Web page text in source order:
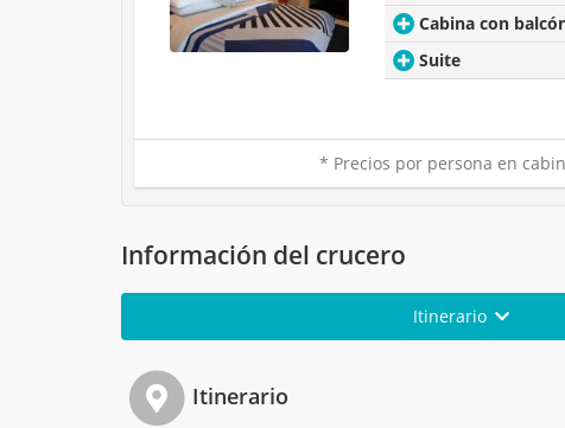
Cabina con
Suite
* Precios por persona en
Información del crucero
Itinerario
Itinerario